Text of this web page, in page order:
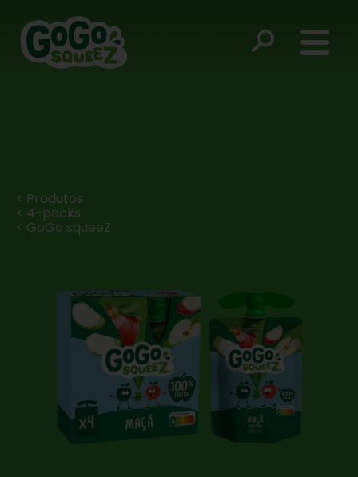
< Produtos
< 4-packs
< GoGo squeeZ